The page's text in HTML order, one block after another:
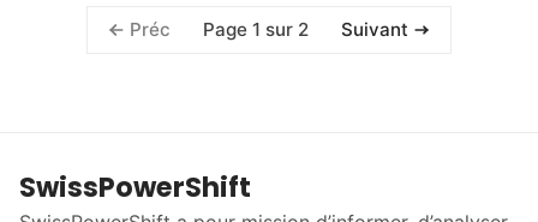
Préc Page 1 sur 2 Suivant
SwissPowerShift